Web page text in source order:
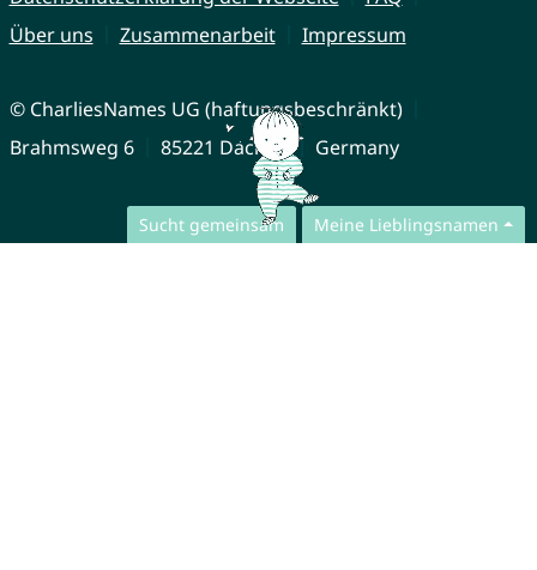
Sucht gemeinsam Meine Lieblingsnamen
Über uns
Zusammenarbeit Impressum
© CharliesNames UG (haftungsbeschränkt)
Brahmsweg 6
85221 Dachau Germany